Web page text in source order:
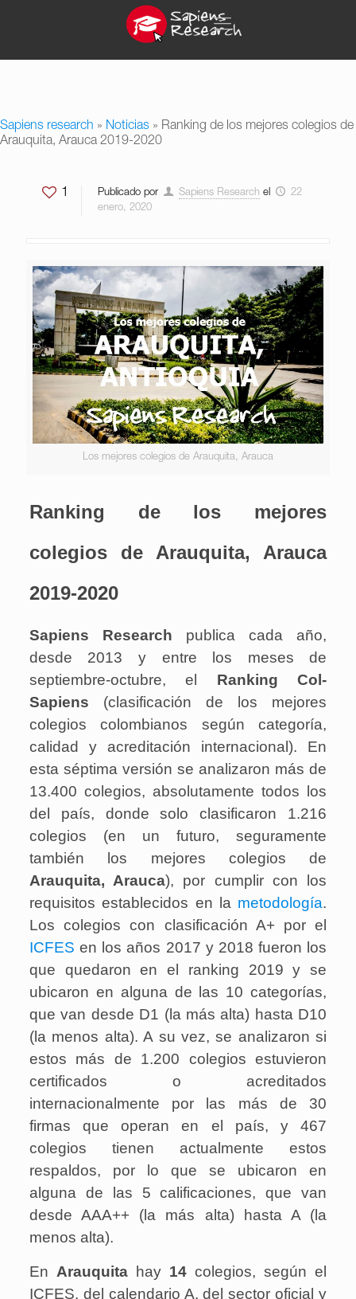
Sapiens research » Noticias » Ranking de los mejores colegios de
Arauquita, Arauca 2019-2020
1 Publicado por Sapiens Research el
22
enero, 2020
Los mejores colegios de Arauquita, Arauca
Ranking de los mejores
colegios de Arauquita, Arauca
2019-2020
Sapiens Research publica cada año,
desde 2013 y entre los meses de
septiembre-octubre, el Ranking Col-
Sapiens (clasificación de los mejores
colegios colombianos según categoría,
calidad y acreditación internacional). En
esta séptima versión se analizaron más de
13.400 colegios, absolutamente todos los
del país, donde solo clasificaron 1.216
colegios (en un futuro, seguramente
también los mejores colegios de
Arauquita, Arauca), por cumplir con los
requisitos establecidos en la metodología.
Los colegios con clasificación A+ por el
ICFES en los años 2017 y 2018 fueron los
que quedaron en el ranking 2019 y se
ubicaron en alguna de las 10 categorías,
que van desde D1 (la más alta) hasta D10
(la menos alta). A su vez, se analizaron si
estos más de 1.200 colegios estuvieron
certificados o acreditados
internacionalmente por las más de 30
firmas que operan en el país, y 467
colegios tienen actualmente estos
respaldos, por lo que se ubicaron en
alguna de las 5 calificaciones, que van
desde AAA++ (la más alta) hasta A (la
menos alta).
En Arauquita hay 14 colegios, según el
ICFES, del calendario A, del sector oficial y